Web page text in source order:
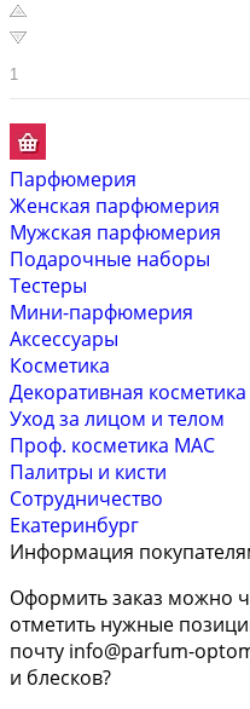
Парфюмерия
Женская парфюмерия
Мужская парфюмерия
Подарочные наборы
Тестеры
Мини-парфюмерия
Аксессуары
Косметика
Декоративная косметика
Уход за лицом и телом
Проф. косметика MAC
Палитры и кисти
Сотрудничество
Екатеринбург
Информация
Оформить заказ можно
отметить нужные
почту info@parfum-
и блесков?